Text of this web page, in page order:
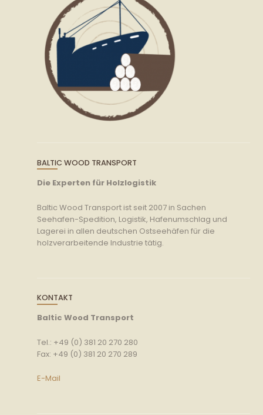
BALTIC WOOD TRANSPORT
Die Experten für Holzlogistik
Baltic Wood Transport ist seit 2007 in Sachen
Seehafen-Spedition, Logistik, Hafenumschlag und
Lagerei in allen deutschen Ostseehäfen für die
holzverarbeitende Industrie tätig.
KONTAKT
Baltic Wood Transport
Tel.: +49 (0) 381 20 270 280
Fax: +49 (0) 381 20 270 289
E-Mail